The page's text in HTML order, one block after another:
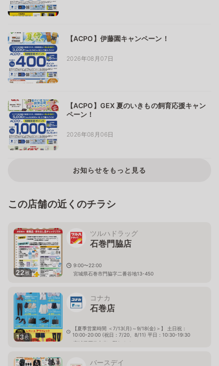
【ACPO】伊藤園キャンペーン！
2026年08月07日
【ACPO】GEX 夏のいきもの飼育応援キャン
ペーン！
2026年08月06日
お知らせをもっと見る
この店舗の近くのチラシ
22枚
ツルハドラッグ
石巻門脇店
9:00〜22:00
宮城県石巻市門脇字二番谷地13-450
13枚
コナカ
石巻店
【夏季営業時間 ＜7/13(月)～9/18(金)＞】 土日祝：
10:00-20:00 (祝日：7/20、8/11) 平日：10:30-19:30
宮城県石巻市恵み野2-4-4
バースデイ